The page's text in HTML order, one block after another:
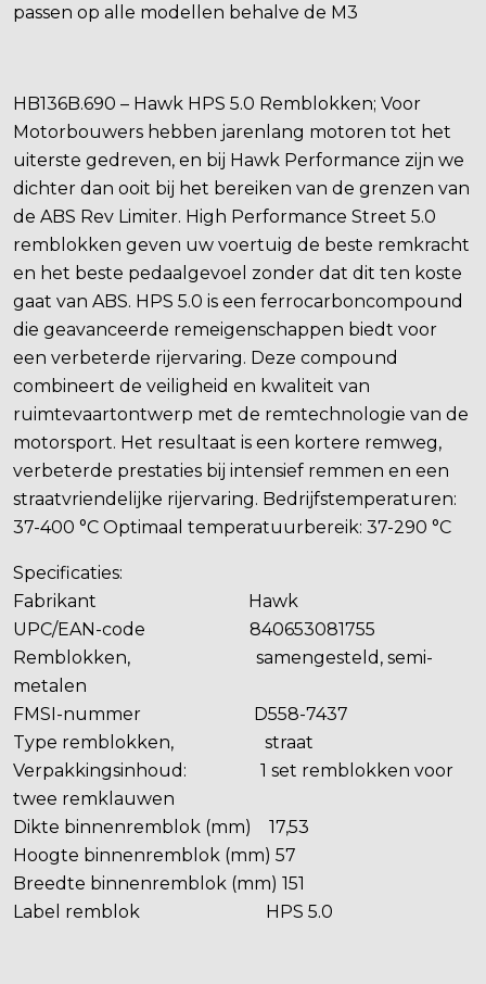
passen op alle modellen behalve de M3
HB136B.690 – Hawk HPS 5.0 Remblokken; Voor
Motorbouwers hebben jarenlang motoren tot het
uiterste gedreven, en bij Hawk Performance zijn we
dichter dan ooit bij het bereiken van de grenzen van
de ABS Rev Limiter. High Performance Street 5.0
remblokken geven uw voertuig de beste remkracht
en het beste pedaalgevoel zonder dat dit ten koste
gaat van ABS. HPS 5.0 is een ferrocarboncompound
die geavanceerde remeigenschappen biedt voor
een verbeterde rijervaring. Deze compound
combineert de veiligheid en kwaliteit van
ruimtevaartontwerp met de remtechnologie van de
motorsport. Het resultaat is een kortere remweg,
verbeterde prestaties bij intensief remmen en een
straatvriendelijke rijervaring. Bedrijfstemperaturen:
37-400 °C Optimaal temperatuurbereik: 37-290 °C
Specificaties:
Fabrikant Hawk
UPC/EAN-code 840653081755
Remblokken, samengesteld, semi-
metalen
FMSI-nummer D558-7437
Type remblokken, straat
Verpakkingsinhoud: 1 set remblokken voor
twee remklauwen
Dikte binnenremblok (mm) 17,53
Hoogte binnenremblok (mm) 57
Breedte binnenremblok (mm) 151
Label remblok HPS 5.0